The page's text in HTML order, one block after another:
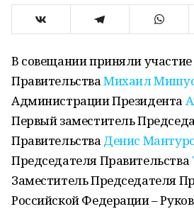
В совещании приняли
ПравительстваМихаил
Администрации Президента
Первый заместитель
Правительства Денис
Председателя Правительства
Заместитель Председателя
Российской Федерации –